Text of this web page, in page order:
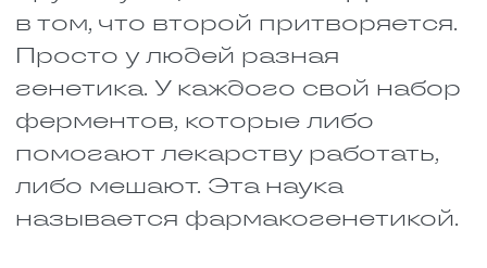
сердцебиение. Его
используют при
аллергических реакциях и
лечит туберкулёз. Вместе они
дают взрывоопасную смесь.
Давление подскакивает до
небес, сердце начинает
биться как бешеное. Человек